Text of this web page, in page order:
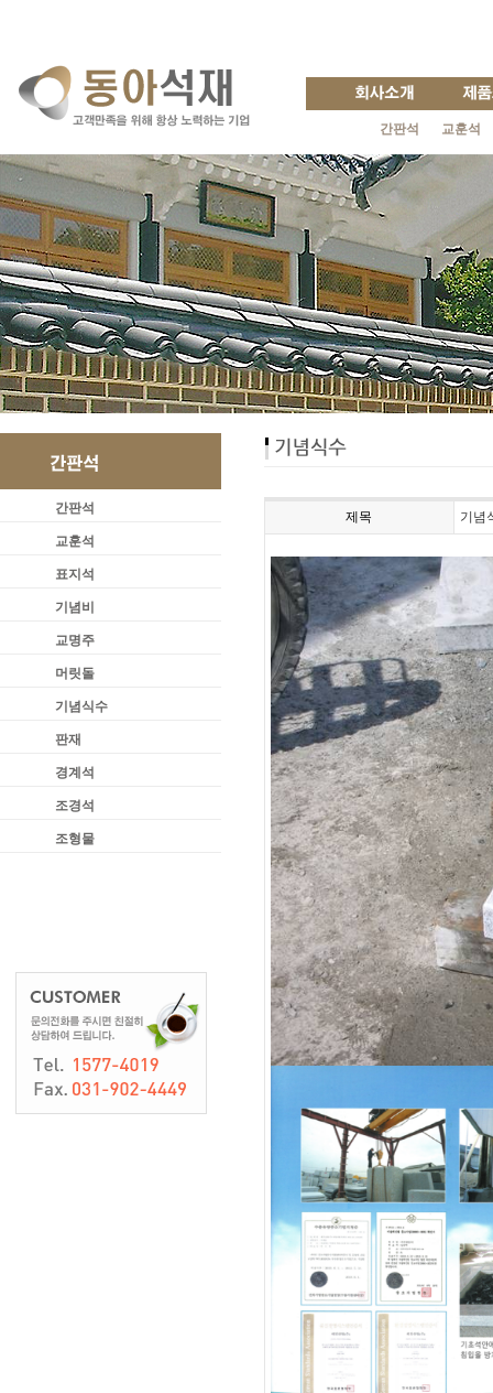
간판석 교훈석
간판석
교훈석
표지석
기념비
교명주
머릿돌
기념식수
판재
경계석
조경석
조형물
제목 기념